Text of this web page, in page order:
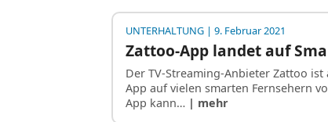
UNTERHALTUNG| 9. Februar 2021
Zattoo-App landet auf
Der TV-Streaming-Anbieter Zattoo
App auf vielen smarten Fernsehern
App kann… | mehr